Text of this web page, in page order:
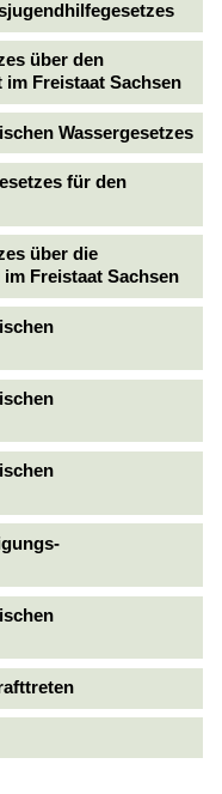
über den
Freistaat Sachsen
Wassergesetzes
für den
über die
Freistaat Sachsen